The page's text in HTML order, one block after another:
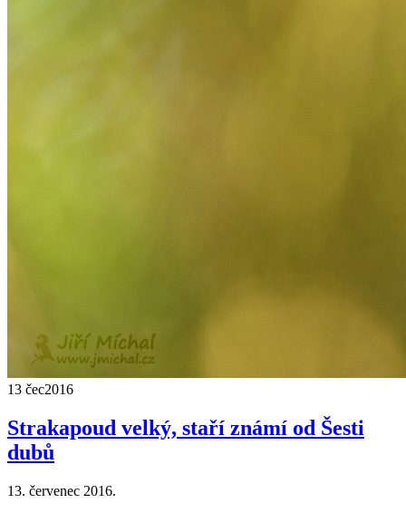
13 čec2016
Strakapoud velký, staří známí od Šesti
dubů
13. červenec 2016.